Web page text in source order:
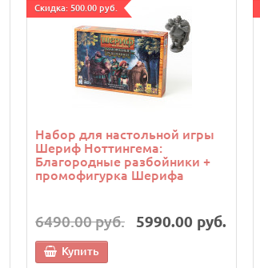
Cкидка: 500.00 руб.
Набор для настольной игры
Шериф Ноттингема:
Благородные разбойники +
промофигурка Шерифа
6490.00 руб. 5990.00 руб.
Купить